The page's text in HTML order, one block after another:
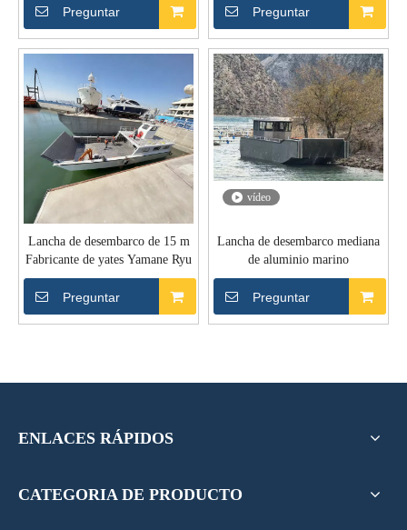
Preguntar Preguntar
Lancha de desembarco de 15 m
Fabricante de yates Yamane Ryu
Preguntar
vídeo
Lancha de desembarco mediana
de aluminio marino
Preguntar
ENLACES RÁPIDOS
CATEGORIA DE PRODUCTO